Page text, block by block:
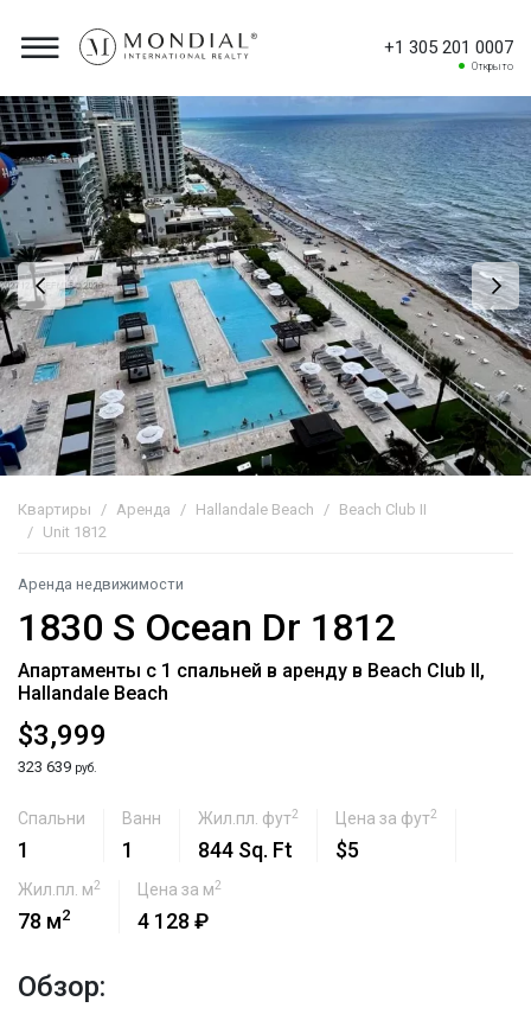
+1 305 201 0007
Открыто
Квартиры Аренда Hallandale Beach
Beach Club II
Unit 1812
Аренда недвижимости
1830 S Ocean Dr 1812
Апартаменты с 1 спальней в аренду в Beach Club II,
Hallandale Beach
$3,999
323 639 руб.
Спальни
1
Ванн
1
Жил.пл. фут2
844 Sq. Ft
Цена за фут2
$5
Жил.пл. м2
78 м2
Цена за м2
4 128 ₽
Обзор: